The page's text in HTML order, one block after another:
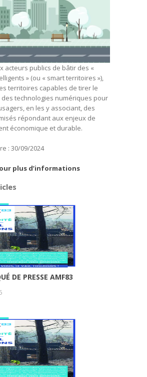
acteurs publics de bâtir des «
» (ou « smart territoires »),
territoires capables de tirer le
technologies numériques pour
en les y associant, des
répondant aux enjeux de
économique et durable.
: 30/09/2024
plus d’informations
DE PRESSE AMF83